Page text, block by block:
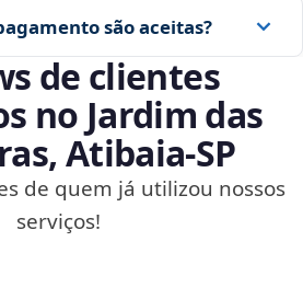
são aceitas?
de clientes
no Jardim das
Atibaia‑SP
de quem já utilizou nossos
serviços!